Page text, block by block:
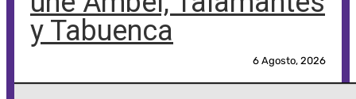
y Tabuenca
6 Agosto, 2026